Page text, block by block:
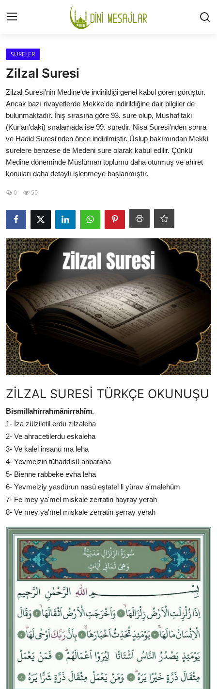
Giriş
GÜNDEM
HAKKIMIZDA
DESTEKLİYORUM
SURELER
DUALAR
KİMDİR?
DİNİ MESAJLAR
KISSADAN HİSSE
DİNİ BİLGİLER
SURELER
Zilzal Suresi
Zilzal Suresi'nin Medine'de indirildiği genel kabul gören görüştür.
Ancak bazı rivayetlerde Mekke'de indirildiğine dair bilgiler de
bulunmaktadır. İniş sırasına göre 93. sure olup, Mushaf'taki
(Kur'an'daki) sıralamada ise 99. suredir. Nisa Suresi'nden sonra
ve Hadid Suresi'nden önce indirilmiştir. Üslup bakımından Mekki
surelere benzese de Medeni sure olarak kabul edilir. Çünkü
Medine döneminde Müslüman toplumu daha oturmuş ve ahiret
konuları daha detaylı işlenmeye başlanmıştır.
0 50
ZİLZAL SURESİ TÜRKÇE OKUNUŞU
Bismillahirrahmânirrahîm.
1- İza zülziletil erdu zilzaleha
2- Ve ahracetilerdu eskaleha
3- Ve kalel insanü ma leha
4- Yevmeizin tühaddisü ahbaraha
5- Bienne rabbeke evha leha
6- Yevmeiziy yasdürun nasü eştatel li yürav a'malehüm
7- Fe mey ya'mel miskale zerratin hayray yerah
8- Ve mey ya'mel miskale zerratin şerray yerah